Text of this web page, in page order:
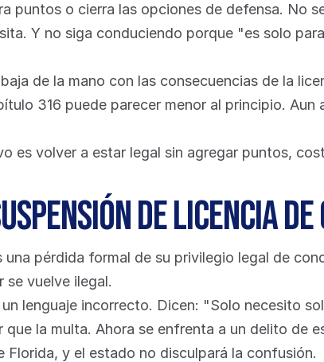
puntos o cierra las opciones de defensa. No
Y no siga conduciendo porque "es solo
de la mano con las consecuencias de la
316 puede parecer menor al principio. Aun
es volver a estar legal sin agregar puntos,
de licencia
pérdida formal de su privilegio legal de
se vuelve ilegal.
lenguaje incorrecto. Dicen: "Solo necesito
la multa. Ahora se enfrenta a un delito de
y el estado no disculpará la confusión.